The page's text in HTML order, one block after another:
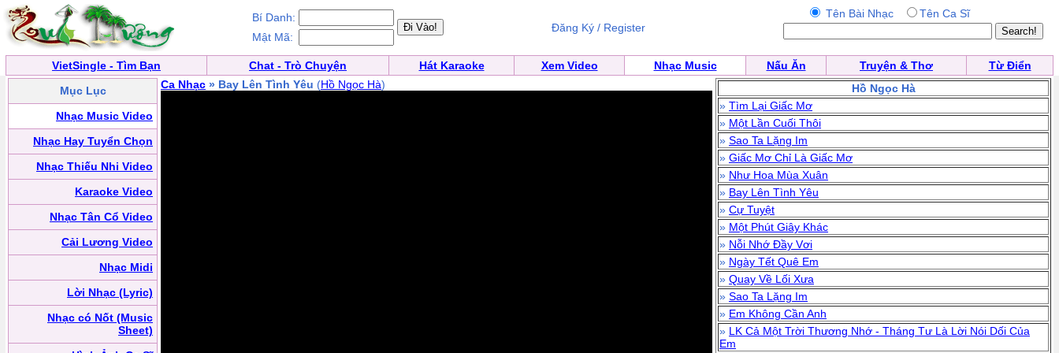
Bí Danh:
Mật Mã:
Đăng Ký / Register
Tên Bài Nhạc Tên Ca Sĩ
VietSingle - Tìm Bạn Chat - Trò Chuyện Hát Karaoke Xem Video Nhạc Music Nấu Ăn Truyện & Thơ
Từ Điển
Mục Lục
Nhạc Music Video
Nhạc Hay Tuyển Chọn
Nhạc Thiếu Nhi Video
Karaoke Video
Nhạc Tân Cổ Video
Cải Lương Video
Nhạc Midi
Lời Nhạc (Lyric)
Nhạc có Nốt (Music
Sheet)
Ca Nhạc » Bay Lên Tình Yêu (Hồ Ngọc Hà)
Hồ Ngọc Hà
» Tìm Lại Giấc Mơ
» Một Lần Cuối Thôi
» Sao Ta Lặng Im
» Giấc Mơ Chỉ Là Giấc Mơ
» Như Hoa Mùa Xuân
» Bay Lên Tình Yêu
» Cự Tuyệt
» Một Phút Giây Khác
» Nỗi Nhớ Đầy Vơi
» Ngày Tết Quê Em
» Quay Về Lối Xưa
» Sao Ta Lặng Im
» Em Không Cần Anh
» LK Cả Một Trời Thương Nhớ - Tháng Tư Là Lời Nói Dối Của
Em